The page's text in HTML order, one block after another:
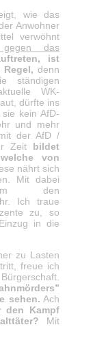
wie das
Anwohner
verwöhnt
das
ist
, denn
ständigen
WK-
dürfte ins
kein AfD-
und mehr
der AfD /
Zeit bildet
von
nährt sich
Mit dabei
den
Ich traue
zu, so
in die
zu Lasten
freue ich
sehen. Ach
den Kampf
Mit